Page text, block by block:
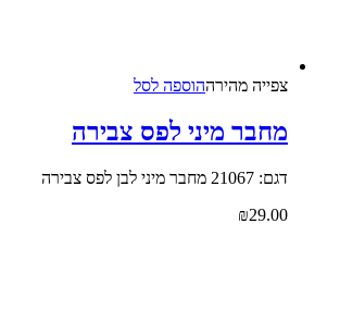
צפייה‬ ‫מהירה‬הוספה לסל
מחבר מיני לפס צבירה
דגם: 21067 מחבר מיני לבן לפס צבירה
₪29.00